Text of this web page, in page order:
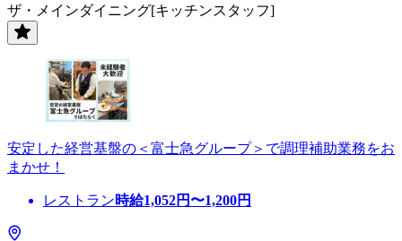
ザ・メインダイニング[キッチンスタッフ]
安定した経営基盤の＜富士急グループ＞で調理補助業務をお
まかせ！
レストラン時給1,052円〜1,200円